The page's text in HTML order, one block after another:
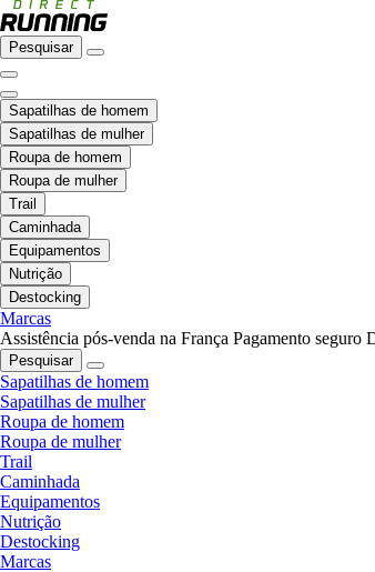
Pesquisar
Sapatilhas de homem
Sapatilhas de mulher
Roupa de homem
Roupa de mulher
Trail
Caminhada
Equipamentos
Nutrição
Destocking
Marcas
Assistência pós-venda na França Pagamento seguro
Pesquisar
Sapatilhas de homem
Sapatilhas de mulher
Roupa de homem
Roupa de mulher
Trail
Caminhada
Equipamentos
Nutrição
Destocking
Marcas